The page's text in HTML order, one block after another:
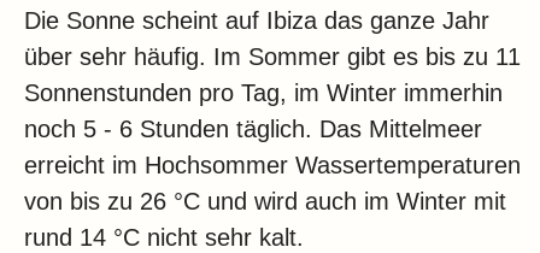
Die Sonne scheint auf Ibiza das ganze Jahr
über sehr häufig. Im Sommer gibt es bis zu 11
Sonnenstunden pro Tag, im Winter immerhin
noch 5 - 6 Stunden täglich. Das Mittelmeer
erreicht im Hochsommer Wassertemperaturen
von bis zu 26 °C und wird auch im Winter mit
rund 14 °C nicht sehr kalt.